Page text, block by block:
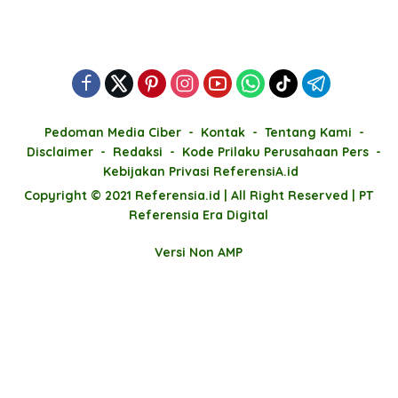
Pedoman Media Ciber Kontak
Tentang Kami
Disclaimer
Redaksi
Kode Prilaku Perusahaan Pers
Kebijakan Privasi ReferensiA.id
Copyright © 2021 Referensia.id | All Right Reserved | PT
Referensia Era Digital
Versi Non AMP